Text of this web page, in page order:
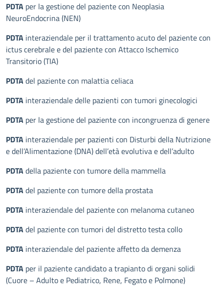
PDTA per la gestione del paziente con Neoplasia
NeuroEndocrina (NEN)
PDTA interaziendale per il trattamento acuto del paziente con
ictus cerebrale e del paziente con Attacco Ischemico
Transitorio (TIA)
PDTAdel paziente con malattia celiaca
PDTA interaziendale delle pazienti con tumori ginecologici
PDTA per la gestione del paziente con incongruenza di genere
PDTA interaziendale per pazienti con Disturbi della Nutrizione
e dell’Alimentazione (DNA) dell’età evolutiva e dell’adulto
PDTAdella paziente con tumore della mammella
PDTAdel paziente con tumore della prostata
PDTA interaziendale del paziente con melanoma cutaneo
PDTAdel paziente con tumori del distretto testa collo
PDTA interaziendale del paziente affetto da demenza
PDTA per il paziente candidato a trapianto di organi solidi
(Cuore – Adulto e Pediatrico, Rene, Fegato e Polmone)